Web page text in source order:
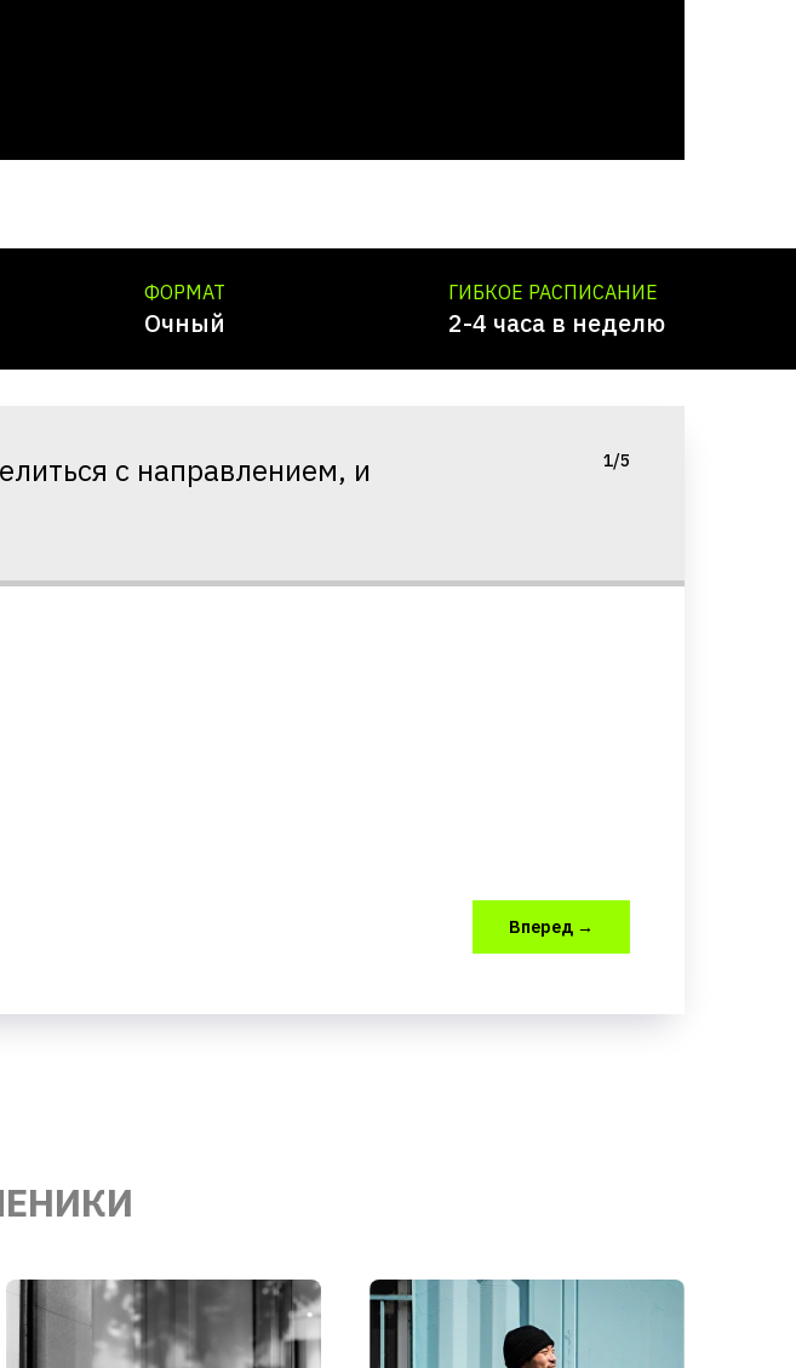
ФОРМАТ
Очный
ГИБКОЕ РАСПИСАНИЕ
2-4 часа в неделю
с направлением, и
1/5
Вперед →